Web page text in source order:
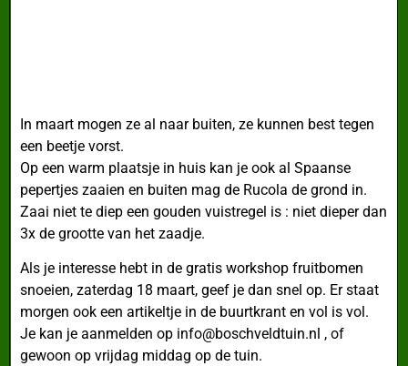
In maart mogen ze al naar buiten, ze kunnen best tegen
een beetje vorst.
Op een warm plaatsje in huis kan je ook al Spaanse
pepertjes zaaien en buiten mag de Rucola de grond in.
Zaai niet te diep een gouden vuistregel is : niet dieper dan
3x de grootte van het zaadje.
Als je interesse hebt in de gratis workshop fruitbomen
snoeien, zaterdag 18 maart, geef je dan snel op. Er staat
morgen ook een artikeltje in de buurtkrant en vol is vol.
Je kan je aanmelden op info@boschveldtuin.nl , of
gewoon op vrijdag middag op de tuin.